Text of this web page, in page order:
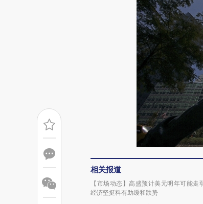
相关报道
【市场动态】高盛预计美元明年可能走
经济坚挺料有助缓和跌势